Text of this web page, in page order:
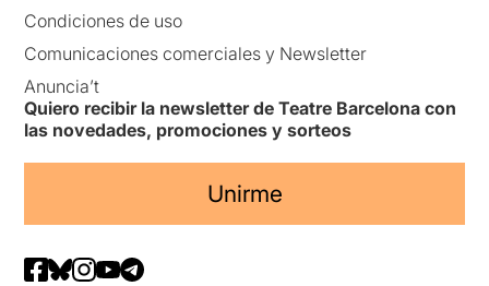
Condiciones de uso
Comunicaciones comerciales y Newsletter
Anuncia’t
Quiero recibir la newsletter de Teatre Barcelona con
las novedades, promociones y sorteos
Unirme